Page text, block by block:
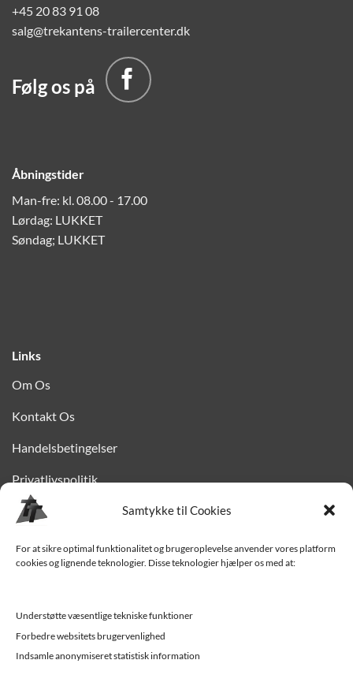
Samtykke til Cookies
For at sikre optimal funktionalitet og brugeroplevelse anvender vores platform
cookies og lignende teknologier. Disse teknologier hjælper os med at:
Understøtte væsentlige tekniske funktioner
Forbedre websitets brugervenlighed
Indsamle anonymiseret statistisk information
+45 20 83 91 08
salg@trekantens-trailercenter.dk
Følg os på
Åbningstider
Man-fre: kl. 08.00 - 17.00
Lørdag: LUKKET
Søndag; LUKKET
Links
Om Os
Kontakt Os
Handelsbetingelser
Privatlivspolitik
Finansiering
Levering til Sjælland
Værksted